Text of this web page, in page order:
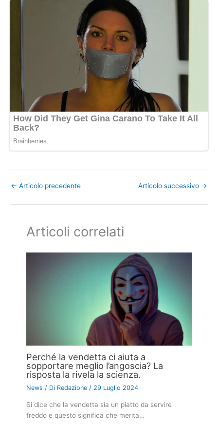
← Articolo precedente Articolo successivo →
Articoli correlati
Perché la vendetta ci aiuta a
sopportare meglio l’angoscia? La
risposta la rivela la scienza.
News / Di Redazione / 29 Luglio 2024
Si dice che la vendetta sia un piatto da servire
freddo e questo significa che merita…